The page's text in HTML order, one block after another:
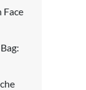
Face